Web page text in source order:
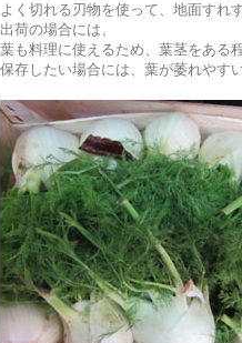
よく切れる刃物を使って、地面すれ
出荷の場合には、
葉も料理に使えるため、葉茎をある
保存したい場合には、葉が萎れやす